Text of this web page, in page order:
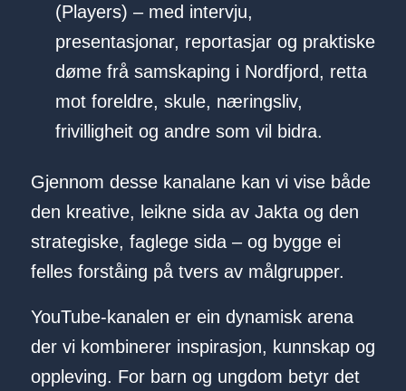
(Players) – med intervju,
presentasjonar, reportasjar og praktiske
døme frå samskaping i Nordfjord, retta
mot foreldre, skule, næringsliv,
frivilligheit og andre som vil bidra.
Gjennom desse kanalane kan vi vise både
den kreative, leikne sida av Jakta og den
strategiske, faglege sida – og bygge ei
felles forståing på tvers av målgrupper.
YouTube-kanalen er ein dynamisk arena
der vi kombinerer inspirasjon, kunnskap og
oppleving. For barn og ungdom betyr det